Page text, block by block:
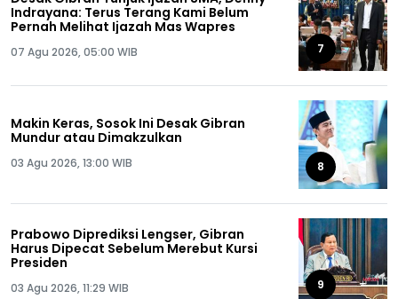
Indrayana: Terus Terang Kami Belum
Pernah Melihat Ijazah Mas Wapres
07 Agu 2026, 05:00 WIB 7
Makin Keras, Sosok Ini Desak Gibran
Mundur atau Dimakzulkan
03 Agu 2026, 13:00 WIB 8
Prabowo Diprediksi Lengser, Gibran
Harus Dipecat Sebelum Merebut Kursi
Presiden
03 Agu 2026, 11:29 WIB 9